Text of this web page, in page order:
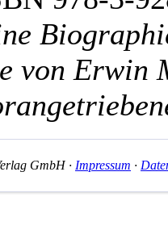
von Erwin
GmbH · Impressum ·